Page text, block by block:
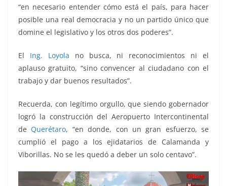
“en necesario entender cómo está el país, para hacer
posible una real democracia y no un partido único que
domine el legislativo y los otros dos poderes”.
El Ing. Loyola no busca, ni reconocimientos ni el
aplauso gratuito, “sino convencer al ciudadano con el
trabajo y dar buenos resultados”.
Recuerda, con legítimo orgullo, que siendo gobernador
logró la construcción del Aeropuerto Intercontinental
de Querétaro, “en donde, con un gran esfuerzo, se
cumplió el pago a los ejidatarios de Calamanda y
Viborillas. No se les quedó a deber un solo centavo”.